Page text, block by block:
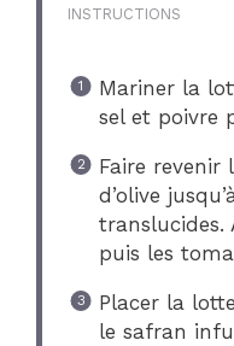
INSTRUCTIONS
Mariner la
sel et poivre
Faire revenir
d’olive
translucides.
puis les
Placer la
le safran